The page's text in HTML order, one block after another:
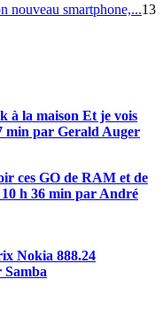
nouveau smartphone,...13
à la maison Et je vois
min par Gerald Auger
ces GO de RAM et de
10 h 36 min par André
Nokia 888.24
Samba